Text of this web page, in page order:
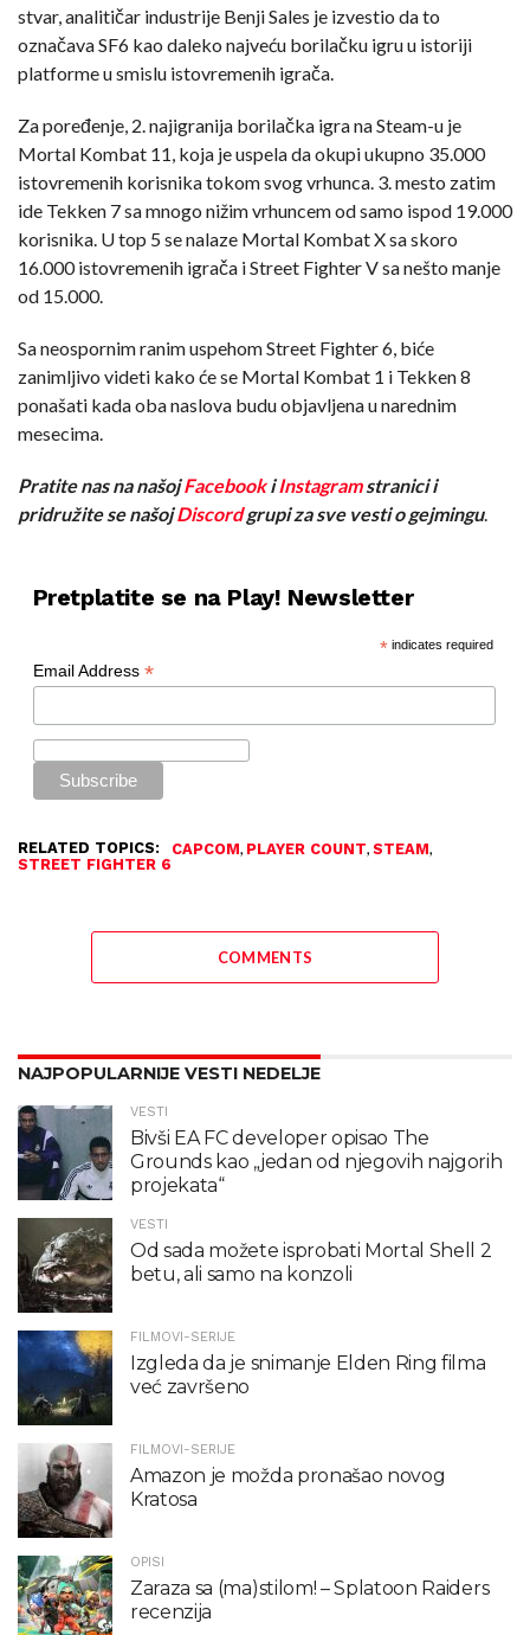
stvar, analitičar industrije Benji Sales je izvestio da to
označava SF6 kao daleko najveću borilačku igru u istoriji
platforme u smislu istovremenih igrača.
Za poređenje, 2. najigranija borilačka igra na Steam-u je
Mortal Kombat 11, koja je uspela da okupi ukupno 35.000
istovremenih korisnika tokom svog vrhunca. 3. mesto zatim
ide Tekken 7 sa mnogo nižim vrhuncem od samo ispod 19.000
korisnika. U top 5 se nalaze Mortal Kombat X sa skoro
16.000 istovremenih igrača i Street Fighter V sa nešto manje
od 15.000.
Sa neospornim ranim uspehom Street Fighter 6, biće
zanimljivo videti kako će se Mortal Kombat 1 i Tekken 8
ponašati kada oba naslova budu objavljena u narednim
mesecima.
Pratite nas na našojFacebookiInstagramstranici i
pridružite se našojDiscordgrupi za sve vesti o gejmingu.
Pretplatite se na Play! Newsletter
*indicates required
Email Address *
RELATED TOPICS: CAPCOM, PLAYER COUNT, STEAM,
STREET FIGHTER 6
COMMENTS
NAJPOPULARNIJE VESTI NEDELJE
VESTI
Bivši EA FC developer opisao The
Grounds kao „jedan od njegovih najgorih
projekata“
VESTI
Od sada možete isprobati Mortal Shell 2
betu, ali samo na konzoli
FILMOVI-SERIJE
Izgleda da je snimanje Elden Ring filma
već završeno
FILMOVI-SERIJE
Amazon je možda pronašao novog
Kratosa
OPISI
Zaraza sa (ma)stilom! – Splatoon Raiders
recenzija